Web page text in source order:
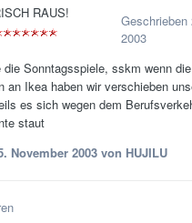
RAUS! Geschrieben
2003
Sonntagsspiele, sskm wenn
an Ikea haben wir verschieben
es sich wegen dem
staut
November 2003 von HUJILU